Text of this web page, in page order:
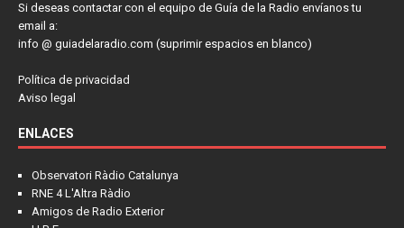
Si deseas contactar con el equipo de Guía de la Radio envíanos tu
email a:
info @ guiadelaradio.com (suprimir espacios en blanco)
Política de privacidad
Aviso legal
ENLACES
Observatori Ràdio Catalunya
RNE 4 L'Altra Ràdio
Amigos de Radio Exterior